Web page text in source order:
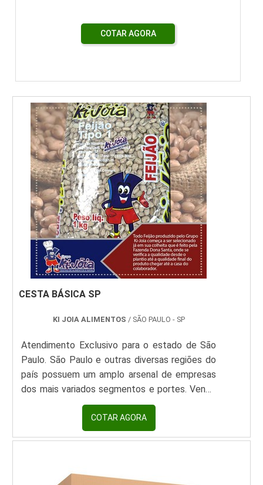
COTAR AGORA
CESTA BÁSICA SP
KI JOIA ALIMENTOS / SÃO PAULO - SP
Atendimento Exclusivo para o estado de São
Paulo. São Paulo e outras diversas regiões do
país possuem um amplo arsenal de empresas
dos mais variados segmentos e portes. Vendo
a necessidade de garantir uma alimentação
básica de qualidade aos funcionários, essas
empresas recorrem a fornecedores de cesta
básica é uma opção econômica, prática e
COTAR AGORA